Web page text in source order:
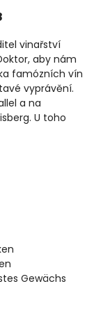
vinařství
aby nám
famózních vín
vyprávění.
a na
U toho
Gewächs